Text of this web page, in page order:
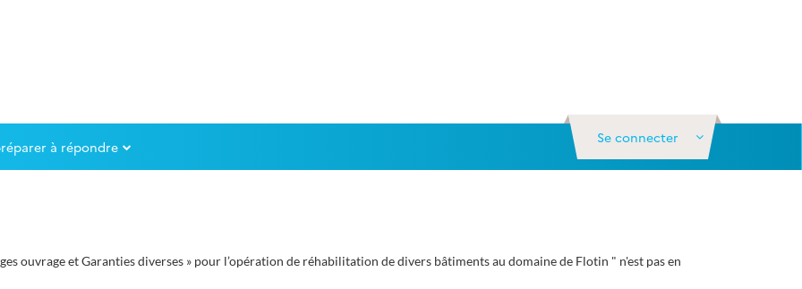
Se connecter
à répondre
ouvrage et Garanties diverses » pour l’opération de réhabilitation de divers bâtiments au domaine de Flotin " n'est pas en